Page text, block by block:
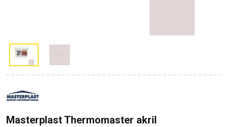
Masterplast Thermomaster akril